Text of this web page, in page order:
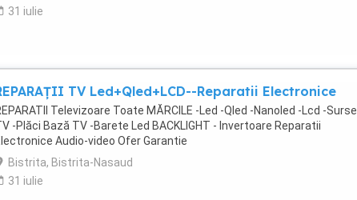
31 iulie
TV Led+Qled+LCD--Reparatii Electronice
Televizoare Toate MĂRCILE -Led -Qled -Nanoled -Lcd -Surse
-Plăci Bază TV -Barete Led BACKLIGHT - Invertoare Reparatii
Audio-video Ofer Garantie
Bistrita, Bistrita-Nasaud
31 iulie